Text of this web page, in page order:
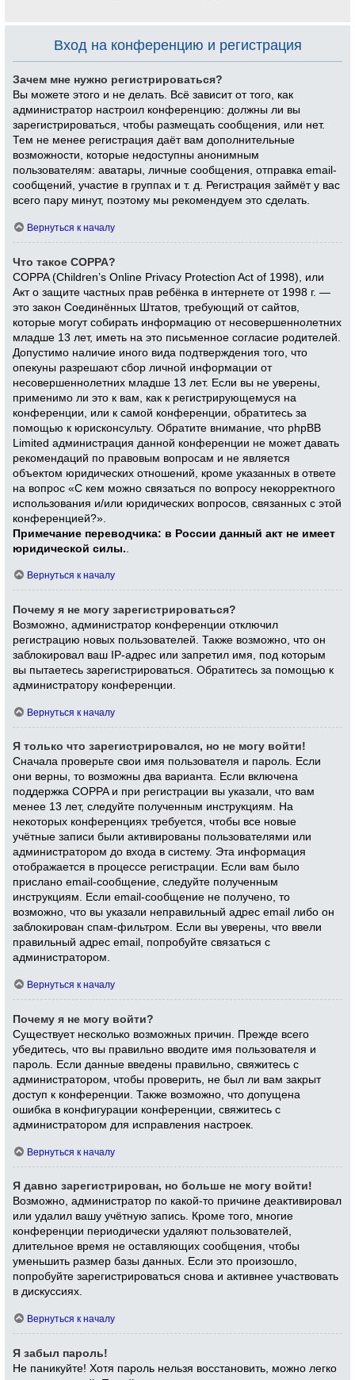
Вход на конференцию и регистрация
Зачем мне нужно регистрироваться?
Вы можете этого и не делать. Всё зависит от того, как
администратор настроил конференцию: должны ли вы
зарегистрироваться, чтобы размещать сообщения, или нет.
Тем не менее регистрация даёт вам дополнительные
возможности, которые недоступны анонимным
пользователям: аватары, личные сообщения, отправка email-
сообщений, участие в группах и т. д. Регистрация займёт у вас
всего пару минут, поэтому мы рекомендуем это сделать.
Вернуться к началу
Что такое COPPA?
COPPA (Children’s Online Privacy Protection Act of 1998), или
Акт о защите частных прав ребёнка в интернете от 1998 г. —
это закон Соединённых Штатов, требующий от сайтов,
которые могут собирать информацию от несовершеннолетних
младше 13 лет, иметь на это письменное согласие родителей.
Допустимо наличие иного вида подтверждения того, что
опекуны разрешают сбор личной информации от
несовершеннолетних младше 13 лет. Если вы не уверены,
применимо ли это к вам, как к регистрирующемуся на
конференции, или к самой конференции, обратитесь за
помощью к юрисконсульту. Обратите внимание, что phpBB
Limited администрация данной конференции не может давать
рекомендаций по правовым вопросам и не является
объектом юридических отношений, кроме указанных в ответе
на вопрос «С кем можно связаться по вопросу некорректного
использования и/или юридических вопросов, связанных с этой
конференцией?».
Примечание переводчика: в России данный акт не имеет
юридической силы.
Вернуться к началу
Почему я не могу зарегистрироваться?
Возможно, администратор конференции отключил
регистрацию новых пользователей. Также возможно, что он
заблокировал ваш IP-адрес или запретил имя, под которым
вы пытаетесь зарегистрироваться. Обратитесь за помощью к
администратору конференции.
Вернуться к началу
Я только что зарегистрировался, но не могу войти!
Сначала проверьте свои имя пользователя и пароль. Если
они верны, то возможны два варианта. Если включена
поддержка COPPA и при регистрации вы указали, что вам
менее 13 лет, следуйте полученным инструкциям. На
некоторых конференциях требуется, чтобы все новые
учётные записи были активированы пользователями или
администратором до входа в систему. Эта информация
отображается в процессе регистрации. Если вам было
прислано email-сообщение, следуйте полученным
инструкциям. Если email-сообщение не получено, то
возможно, что вы указали неправильный адрес email либо он
заблокирован спам-фильтром. Если вы уверены, что ввели
правильный адрес email, попробуйте связаться с
администратором.
Вернуться к началу
Почему я не могу войти?
Существует несколько возможных причин. Прежде всего
убедитесь, что вы правильно вводите имя пользователя и
пароль. Если данные введены правильно, свяжитесь с
администратором, чтобы проверить, не был ли вам закрыт
доступ к конференции. Также возможно, что допущена
ошибка в конфигурации конференции, свяжитесь с
администратором для исправления настроек.
Вернуться к началу
Я давно зарегистрирован, но больше не могу войти!
Возможно, администратор по какой-то причине деактивировал
или удалил вашу учётную запись. Кроме того, многие
конференции периодически удаляют пользователей,
длительное время не оставляющих сообщения, чтобы
уменьшить размер базы данных. Если это произошло,
попробуйте зарегистрироваться снова и активнее участвовать
в дискуссиях.
Вернуться к началу
Я забыл пароль!
Не паникуйте! Хотя пароль нельзя восстановить, можно легко